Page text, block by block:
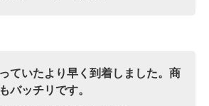
ていたより早く到着しました。商
バッチリです。